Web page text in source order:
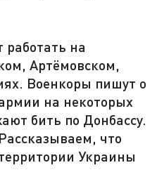
на
Артёмовском,
Военкоры пишут о
на некоторых
бить по Донбассу.
что
Украины